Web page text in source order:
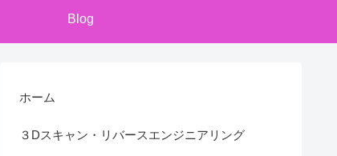
Blog
ホーム
３Dスキャン・リバースエンジニアリング